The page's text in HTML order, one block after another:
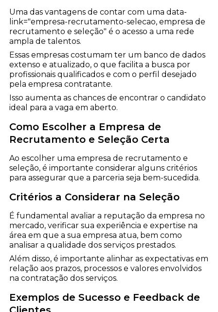
Uma das vantagens de contar com uma data-
link="empresa-recrutamento-selecao, empresa de
recrutamento e seleção" é o acesso a uma rede
ampla de talentos.
Essas empresas costumam ter um banco de dados
extenso e atualizado, o que facilita a busca por
profissionais qualificados e com o perfil desejado
pela empresa contratante.
Isso aumenta as chances de encontrar o candidato
ideal para a vaga em aberto.
Como Escolher a Empresa de
Recrutamento e Seleção Certa
Ao escolher uma empresa de recrutamento e
seleção, é importante considerar alguns critérios
para assegurar que a parceria seja bem-sucedida.
Critérios a Considerar na Seleção
É fundamental avaliar a reputação da empresa no
mercado, verificar sua experiência e expertise na
área em que a sua empresa atua, bem como
analisar a qualidade dos serviços prestados.
Além disso, é importante alinhar as expectativas em
relação aos prazos, processos e valores envolvidos
na contratação dos serviços.
Exemplos de Sucesso e Feedback de